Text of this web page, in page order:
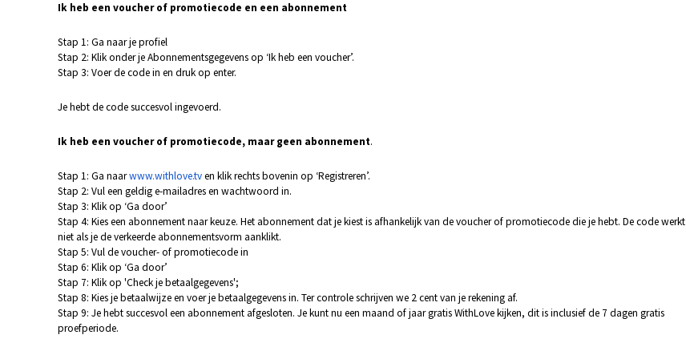
Ik heb een voucher of promotiecode en een abonnement
Stap 1: Ga naar je profiel
Stap 2: Klik onder je Abonnementsgegevens op ‘Ik heb een voucher’.
Stap 3: Voer de code in en druk op enter.
Je hebt de code succesvol ingevoerd.
Ik heb een voucher of promotiecode, maar geen abonnement.
Stap 1: Ga naarwww.withlove.tven klik rechts bovenin op ‘Registreren’.
Stap 2: Vul een geldig e-mailadres en wachtwoord in.
Stap 3: Klik op ‘Ga door’
Stap 4: Kies een abonnement naar keuze. Het abonnement dat je kiest is afhankelijk van de voucher of promotiecode die je hebt. De code werkt
niet als je de verkeerde abonnementsvorm aanklikt.
Stap 5: Vul de voucher- of promotiecode in
Stap 6: Klik op ‘Ga door’
Stap 7: Klik op 'Check je betaalgegevens';
Stap 8: Kies je betaalwijze en voer je betaalgegevens in. Ter controle schrijven we 2 cent van je rekening af.
Stap 9: Je hebt succesvol een abonnement afgesloten. Je kunt nu een maand of jaar gratis WithLove kijken, dit is inclusief de 7 dagen gratis
proefperiode.